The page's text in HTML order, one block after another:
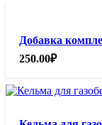
Добавка
250.00₽